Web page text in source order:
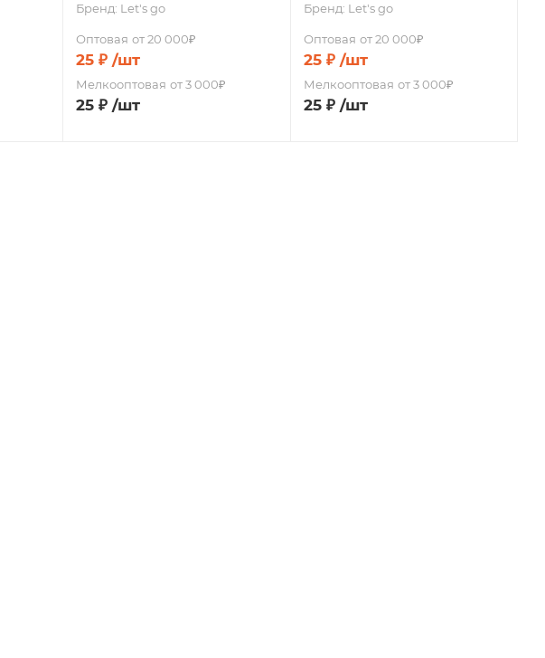
Бренд: Let's go
Оптовая от 20 000₽
25 ₽ /шт
Мелкооптовая от 3 000₽
25 ₽ /шт
Бренд: Let's go
Оптовая от 20 000₽
25₽ /шт
Мелкооптовая от 3 000₽
25₽ /шт